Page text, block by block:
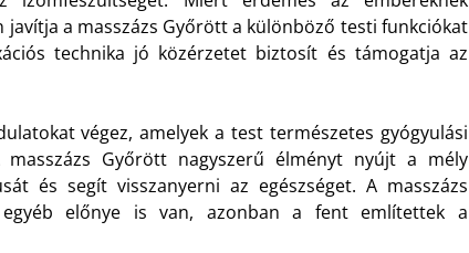
a masszázs Győrött a különböző testi funkciókat
technika jó közérzetet biztosít és támogatja az
végez, amelyek a test természetes gyógyulási
Győrött nagyszerű élményt nyújt a mély
és segít visszanyerni az egészséget. A masszázs
egyéb előnye is van, azonban a fent említettek a